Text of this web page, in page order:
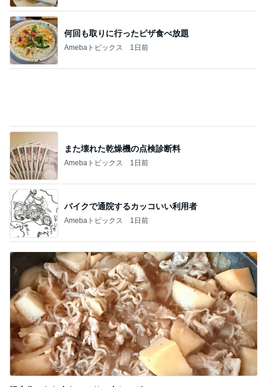
何回も取りに行ったピザ食べ放題
Amebaトピックス 1日前
バイクで通院するカッコいい利用者
Amebaトピックス 1日前
沢山作ったお肉たっぷりの肉じゃが
Amebaトピックス 1日前
記事を読む